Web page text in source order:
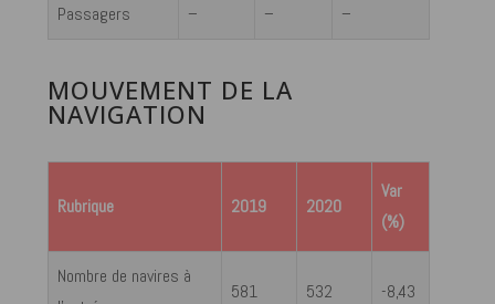
Passagers – – –
MOUVEMENT DE LA
NAVIGATION
Rubrique 2019 2020
Var
(%)
Nombre de navires à
581 532 -8,43